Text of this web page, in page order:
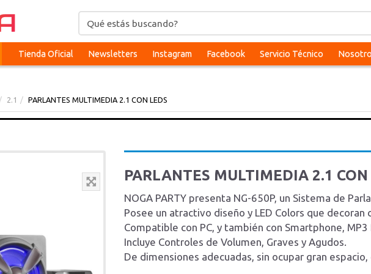
Tienda Oficial Newsletters Instagram Facebook Servicio Técnico
2.1 PARLANTES MULTIMEDIA 2.1 CON LEDS
PARLANTES MULTIMEDIA 2.1 CON
NOGA PARTY presenta NG-650P, un Sistema de
Posee un atractivo diseño y LED Colors que decoran
Compatible con PC, y también con Smartphone,
Incluye Controles de Volumen, Graves y Agudos.
De dimensiones adecuadas, sin ocupar gran